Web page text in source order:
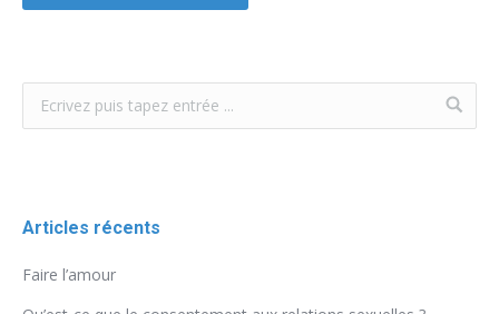
Articles récents
Faire l’amour